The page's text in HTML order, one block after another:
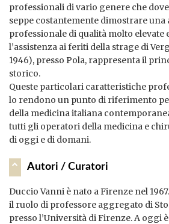
professionali di vario genere che
seppe costantemente dimostrare una
professionale di qualità molto elevate
l’assistenza ai feriti della strage di
1946), presso Pola, rappresenta il
storico.
Queste particolari caratteristiche
lo rendono un punto di riferimento
della medicina italiana
tutti gli operatori della medicina e
di oggi e di domani.
Autori / Curatori
Duccio Vanni è nato a Firenze nel
il ruolo di professore aggregato di
presso l’Università di Firenze. A oggi